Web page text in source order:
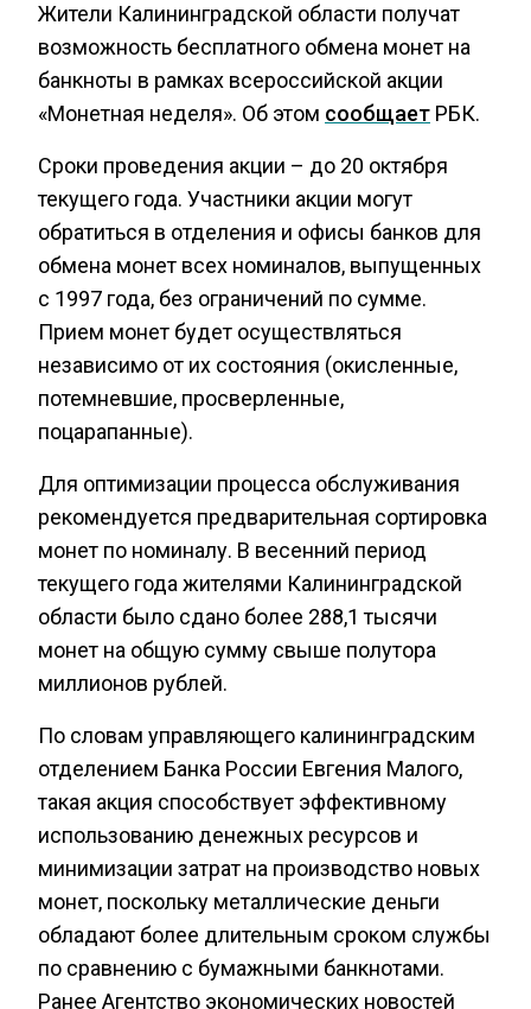
Жители Калининградской области получат
возможность бесплатного обмена монет на
банкноты в рамках всероссийской акции
«Монетная неделя». Об этом сообщает РБК.
Сроки проведения акции – до 20 октября
текущего года. Участники акции могут
обратиться в отделения и офисы банков для
обмена монет всех номиналов, выпущенных
с 1997 года, без ограничений по сумме.
Прием монет будет осуществляться
независимо от их состояния (окисленные,
потемневшие, просверленные,
поцарапанные).
Для оптимизации процесса обслуживания
рекомендуется предварительная сортировка
монет по номиналу. В весенний период
текущего года жителями Калининградской
области было сдано более 288,1 тысячи
монет на общую сумму свыше полутора
миллионов рублей.
По словам управляющего калининградским
отделением Банка России Евгения Малого,
такая акция способствует эффективному
использованию денежных ресурсов и
минимизации затрат на производство новых
монет, поскольку металлические деньги
обладают более длительным сроком службы
по сравнению с бумажными банкнотами.
Ранее Агентство экономических новостей